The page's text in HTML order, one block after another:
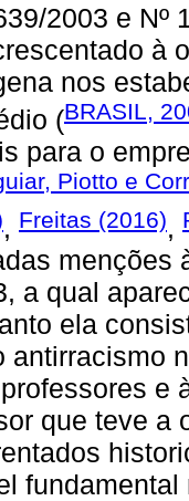
2003 e Nº
à
nos
(BRASIL,
para o
Piotto e
, Freitas (2016),
menções
a qual
ela
antirracismo
e
que teve